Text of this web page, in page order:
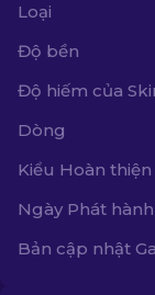
Loại
Độ bền
Độ hiếm của
Dòng
Kiểu Hoàn thiện
Ngày Phát hành
Bản cập nhật